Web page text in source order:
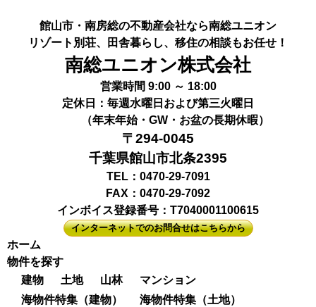
館山市・南房総の不動産会社なら南総ユニオン
リゾート別荘、田舎暮らし、移住の相談もお任せ！
南総ユニオン株式会社
営業時間 9:00 ～ 18:00
定休日：毎週水曜日および第三火曜日
（年末年始・GW・お盆の長期休暇）
〒294-0045
千葉県館山市北条2395
TEL：0470-29-7091
FAX：0470-29-7092
インボイス登録番号：T7040001100615
インターネットでのお問合せはこちらから
ホーム
物件を探す
建物
土地 山林
マンション
海物件特集（建物）
海物件特集（土地）